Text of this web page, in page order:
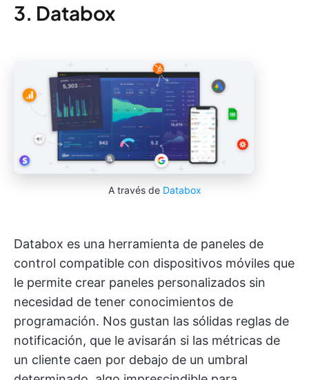
3. Databox
A través de Databox
Databox es una herramienta de paneles de
control compatible con dispositivos móviles que
le permite crear paneles personalizados sin
necesidad de tener conocimientos de
programación. Nos gustan las sólidas reglas de
notificación, que le avisarán si las métricas de
un cliente caen por debajo de un umbral